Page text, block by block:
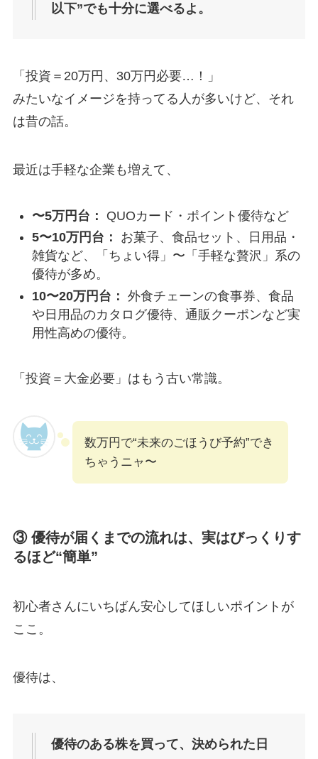
以下”でも十分に選べるよ。
「投資＝20万円、30万円必要…！」
みたいなイメージを持ってる人が多いけど、それ
は昔の話。
最近は手軽な企業も増えて、
〜5万円台：
QUOカード・ポイント優待など
5〜10万円台：
お菓子、食品セット、日用品・
雑貨など、「ちょい得」〜「手軽な贅沢」系の
優待が多め。
10〜20万円台： 外食チェーンの食事券、食品
や日用品のカタログ優待、通販クーポンなど実
用性高めの優待。
「投資＝大金必要」はもう古い常識。
数万円で“未来のごほうび予約”でき
ちゃうニャ〜
③ 優待が届くまでの流れは、実はびっくりす
るほど“簡単”
初心者さんにいちばん安心してほしいポイントが
ここ。
優待は、
優待のある株を買って、決められた日